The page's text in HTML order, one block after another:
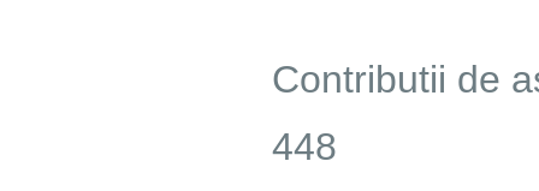
Contributii de
448